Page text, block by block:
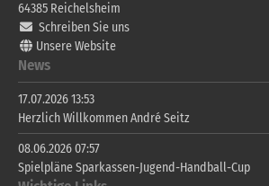
64385 Reichelsheim
Schreiben Sie uns
Unsere Website
News
17.07.2026 13:53
Herzlich Willkommen André Seitz
08.06.2026 07:57
Spielpläne Sparkassen-Jugend-Handball-Cup